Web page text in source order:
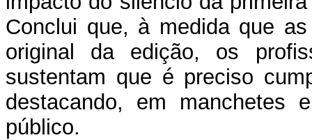
Conclui que, à medida que
original da edição, os
sustentam que é preciso
destacando, em manchetes
público.